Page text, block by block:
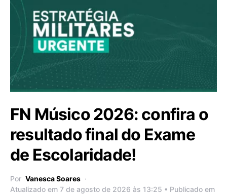
FN Músico 2026: confira o
resultado final do Exame
de Escolaridade!
Por Vanesca Soares
Atualizado em 7 de agosto de 2026 às 13:25 • Publicado em